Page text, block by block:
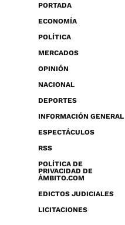
PORTADA
ECONOMÍA
POLÍTICA
MERCADOS
OPINIÓN
NACIONAL
DEPORTES
INFORMACIÓN GENERAL
ESPECTÁCULOS
RSS
POLÍTICA DE
PRIVACIDAD DE
ÁMBITO.COM
EDICTOS JUDICIALES
LICITACIONES